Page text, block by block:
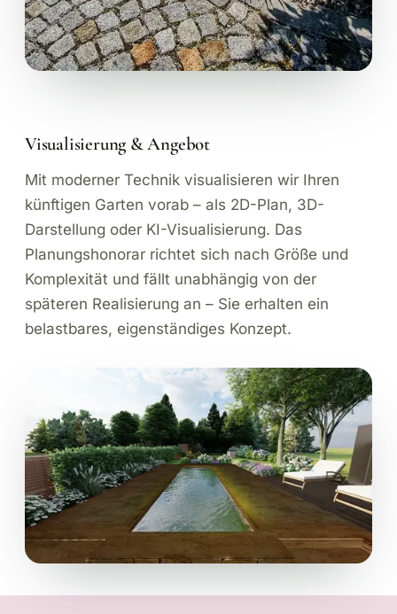
Visualisierung & Angebot
Mit moderner Technik visualisieren wir Ihren
künftigen Garten vorab – als 2D-Plan, 3D-
Darstellung oder KI-Visualisierung. Das
Planungshonorar richtet sich nach Größe und
Komplexität und fällt unabhängig von der
späteren Realisierung an – Sie erhalten ein
belastbares, eigenständiges Konzept.